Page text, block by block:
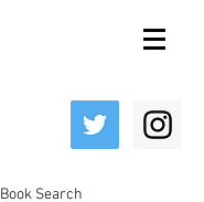
Book Search